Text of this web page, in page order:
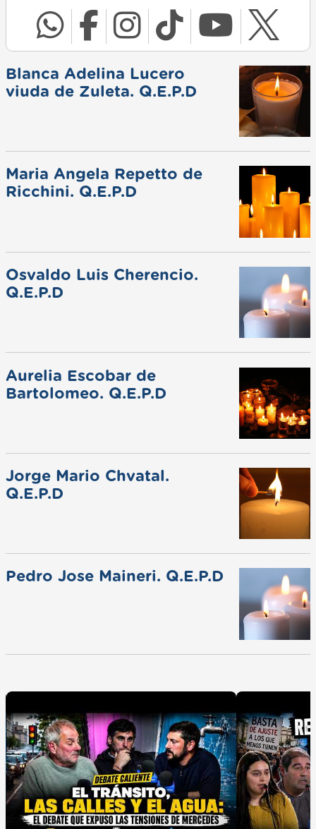
Blanca Adelina Lucero
viuda de Zuleta. Q.E.P.D
Maria Angela Repetto de
Ricchini. Q.E.P.D
Osvaldo Luis Cherencio.
Q.E.P.D
Aurelia Escobar de
Bartolomeo. Q.E.P.D
Jorge Mario Chvatal.
Q.E.P.D
Pedro Jose Maineri. Q.E.P.D